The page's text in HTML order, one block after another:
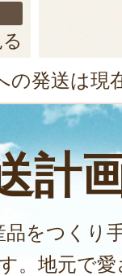
の発送は現
計
品をつくり
。地元で